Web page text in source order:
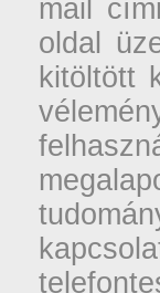
mail
oldal
kitöltött